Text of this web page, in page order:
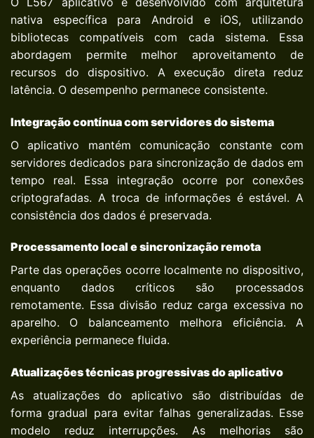
nativa específica para Android e iOS, utilizando
bibliotecas compatíveis com cada sistema. Essa
abordagem permite melhor aproveitamento de
recursos do dispositivo. A execução direta reduz
latência. O desempenho permanece consistente.
Integração contínua com servidores do sistema
O aplicativo mantém comunicação constante com
servidores dedicados para sincronização de dados em
tempo real. Essa integração ocorre por conexões
criptografadas. A troca de informações é estável. A
consistência dos dados é preservada.
Processamento local e sincronização remota
Parte das operações ocorre localmente no dispositivo,
enquanto dados críticos são processados
remotamente. Essa divisão reduz carga excessiva no
aparelho. O balanceamento melhora eficiência. A
experiência permanece fluida.
Atualizações técnicas progressivas do aplicativo
As atualizações do aplicativo são distribuídas de
forma gradual para evitar falhas generalizadas. Esse
modelo reduz interrupções. As melhorias são